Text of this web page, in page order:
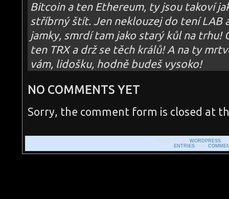
Bitcoin a ten Ethereum, ty jsou takoví
stříbrný štít. Jen neklouzej do tení LAB
jamky, smrdí tam jako starý kůl na trhu!
ten TRX a drž se těch králů! A na ty
vám, lidošku, hodně budeš vysoko!
NO COMMENTS YET
Sorry, the comment form is closed at
POWERED BY WORDPRESS
ENTRIESAND